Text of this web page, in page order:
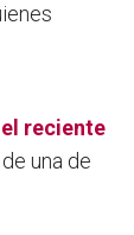
reciente
una de